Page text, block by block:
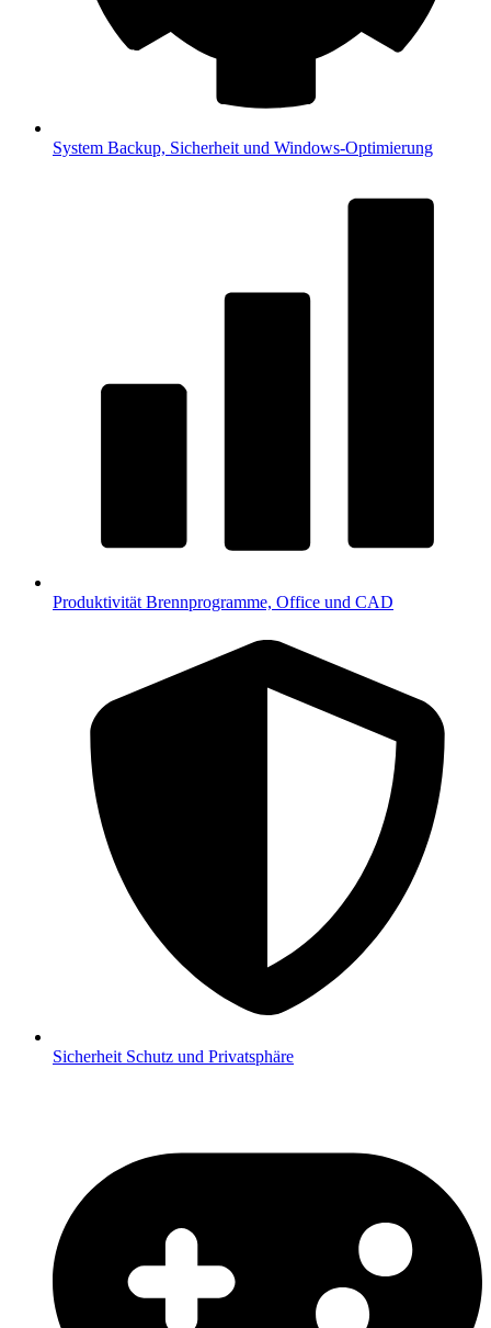
System Backup, Sicherheit und Windows-Optimierung
Produktivität Brennprogramme, Office und CAD
Sicherheit Schutz und Privatsphäre